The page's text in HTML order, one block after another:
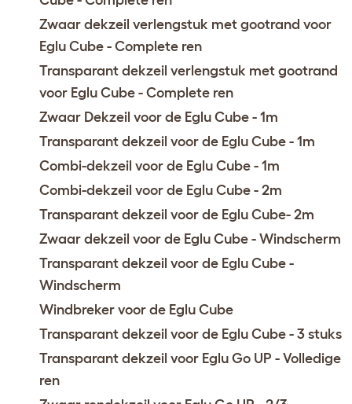
Zwaar dekzeil verlengstuk met gootrand voor
Eglu Cube - Complete ren
Transparant dekzeil verlengstuk met gootrand
voor Eglu Cube - Complete ren
Zwaar Dekzeil voor de Eglu Cube - 1m
Transparant dekzeil voor de Eglu Cube - 1m
Combi-dekzeil voor de Eglu Cube - 1m
Combi-dekzeil voor de Eglu Cube - 2m
Transparant dekzeil voor de Eglu Cube- 2m
Zwaar dekzeil voor de Eglu Cube - Windscherm
Transparant dekzeil voor de Eglu Cube -
Windscherm
Windbreker voor de Eglu Cube
Transparant dekzeil voor de Eglu Cube - 3 stuks
Transparant dekzeil voor Eglu Go UP - Volledige
ren